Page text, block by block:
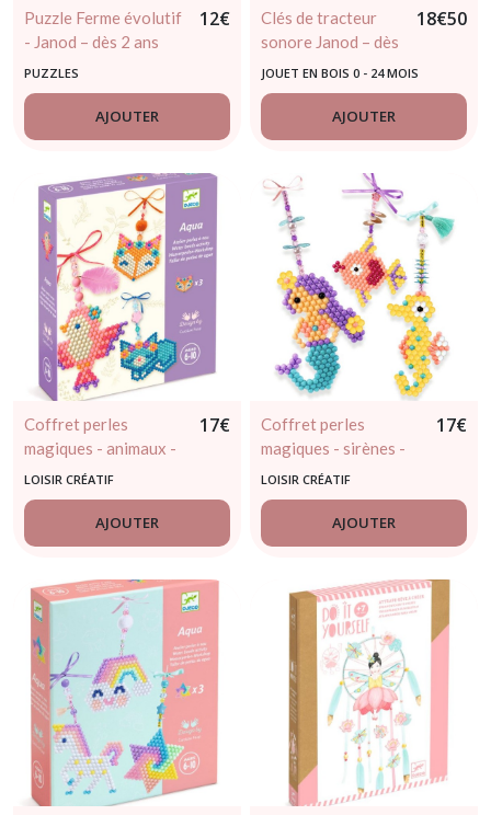
Puzzle Ferme évolutif
- Janod – dès 2 ans
12€
PUZZLES
AJOUTER
Clés de tracteur
sonore Janod – dès
18 mois
18€50
JOUET EN BOIS 0 - 24 MOIS
AJOUTER
Coffret perles
magiques - animaux -
djeco - 6 / 10 ans
17€
LOISIR CRÉATIF
AJOUTER
Coffret perles
magiques - sirènes -
djeco - 6 / 10 ans
17€
LOISIR CRÉATIF
AJOUTER